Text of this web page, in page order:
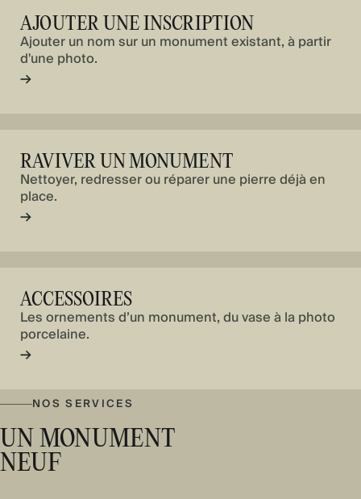
AJOUTER UNE INSCRIPTION
Ajouter un nom sur un monument existant, à partir
d'une photo.
→
RAVIVER UN MONUMENT
Nettoyer, redresser ou réparer une pierre déjà en
place.
→
ACCESSOIRES
Les ornements d’un monument, du vase à la photo
porcelaine.
→
NOS SERVICES
UN MONUMENT
NEUF